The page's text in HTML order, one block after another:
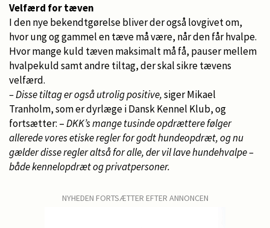
Velfærd for tæven
I den nye bekendtgørelse bliver der også lovgivet om,
hvor ung og gammel en tæve må være, når den får hvalpe.
Hvor mange kuld tæven maksimalt må få, pauser mellem
hvalpekuld samt andre tiltag, der skal sikre tævens
velfærd.
– Disse tiltag er også utrolig positive,siger Mikael
Tranholm, som er dyrlæge i Dansk Kennel Klub, og
fortsætter: –DKK’s mange tusinde opdrættere følger
allerede vores etiske regler for godt hundeopdræt, og nu
gælder disse regler altså for alle, der vil lave hundehvalpe –
både kennelopdræt og privatpersoner.
NYHEDEN FORTSÆTTER EFTER ANNONCEN